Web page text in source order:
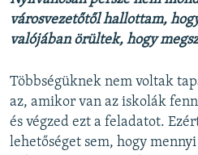
városvezetőtől hallottam,
valójában örültek, hogy
Többségüknek nem voltak
az, amikor van az iskolák
és végzed ezt a feladatot.
lehetőséget sem, hogy